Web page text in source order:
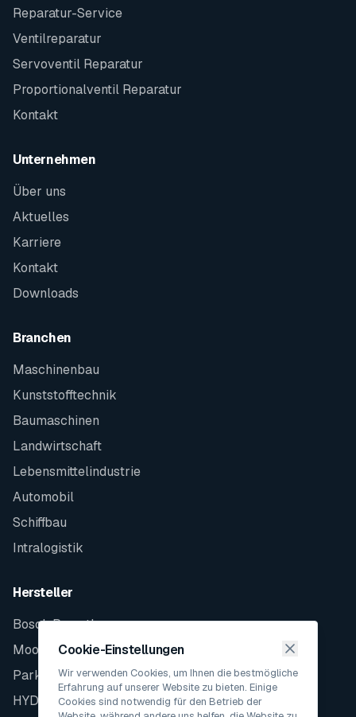
Reparatur-Service
Ventilreparatur
Servoventil Reparatur
Proportionalventil Reparatur
Kontakt
Unternehmen
Über uns
Aktuelles
Karriere
Kontakt
Downloads
Branchen
Maschinenbau
Kunststofftechnik
Baumaschinen
Landwirtschaft
Lebensmittelindustrie
Automobil
Schiffbau
Intralogistik
Hersteller
Bosch Rexroth
Moog
Parker
HYDAC
Cookie-Einstellungen
Wir verwenden Cookies, um Ihnen die bestmögliche
Erfahrung auf unserer Website zu bieten. Einige
Cookies sind notwendig für den Betrieb der